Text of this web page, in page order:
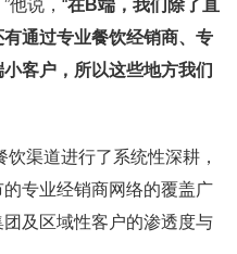
他说，“在B端，我们除了直
通过专业餐饮经销商、专
客户，所以这些地方我们
渠道进行了系统性深耕，
专业经销商网络的覆盖广
及区域性客户的渗透度与